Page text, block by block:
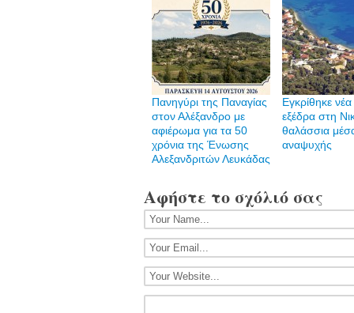
Πανηγύρι της Παναγίας
στον Αλέξανδρο με
αφιέρωμα για τα 50
χρόνια της Ένωσης
Αλεξανδριτών Λευκάδας
Εγκρίθηκε
εξέδρα στη
θαλάσσια
αναψυχής
Αφήστε το σχόλιό σας